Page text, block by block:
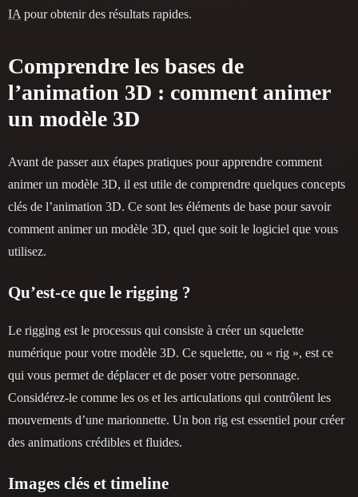
IApour obtenir des résultats rapides.
Comprendre les bases de
l’animation 3D : comment animer
un modèle 3D
Avant de passer aux étapes pratiques pour apprendre comment
animer un modèle 3D, il est utile de comprendre quelques concepts
clés de l’animation 3D. Ce sont les éléments de base pour savoir
comment animer un modèle 3D, quel que soit le logiciel que vous
utilisez.
Qu’est-ce que le rigging ?
Le rigging est le processus qui consiste à créer un squelette
numérique pour votre modèle 3D. Ce squelette, ou « rig », est ce
qui vous permet de déplacer et de poser votre personnage.
Considérez-le comme les os et les articulations qui contrôlent les
mouvements d’une marionnette. Un bon rig est essentiel pour créer
des animations crédibles et fluides.
Images clés et timeline